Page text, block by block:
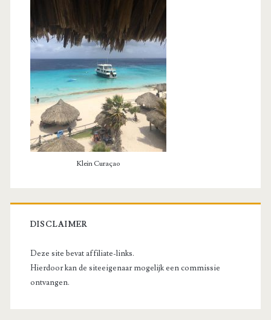
Klein Curaçao
DISCLAIMER
Deze site bevat affiliate-links.
Hierdoor kan de siteeigenaar mogelijk een commissie
ontvangen.